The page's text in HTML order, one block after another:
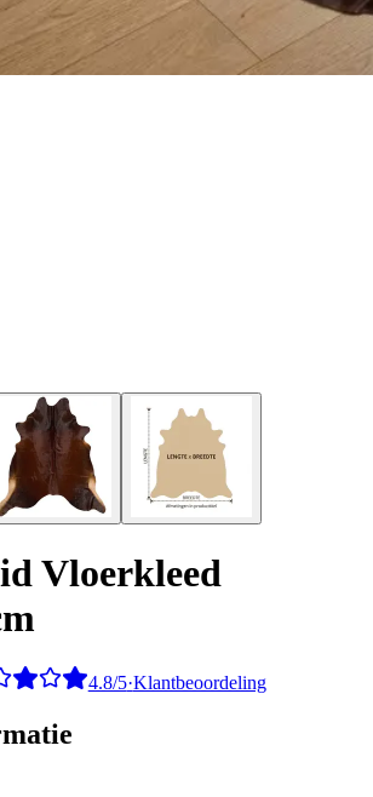
Vloerkleed
4.8/5·Klantbeoordeling